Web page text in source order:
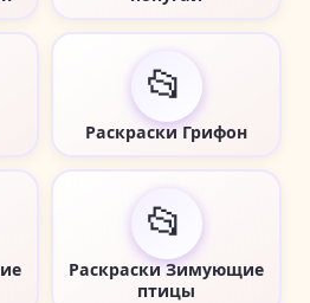
📂
Раскраски Грифон
📂
Раскраски Зимующие
птицы